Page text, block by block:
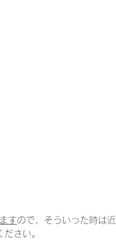
すので、そういった時は近
さい。